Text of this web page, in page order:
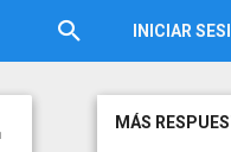
INICIAR
MÁS